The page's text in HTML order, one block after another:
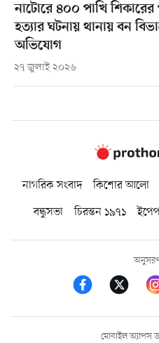
নাটোরে ৪০০ পাখি
হত্যার ঘটনায় থানায় বন
অভিযোগ
২৭ জুলাই ২০২৬
নাগরিক সংবাদ কিশোর আলো
বন্ধুসভা
চিরন্তন ১৯৭১
মোবাইল অ্যাপস